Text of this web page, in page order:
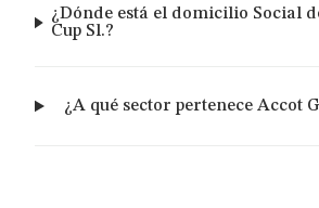
¿Dónde está el domicilio Social
Cup Sl.?
¿A qué sector pertenece Accot